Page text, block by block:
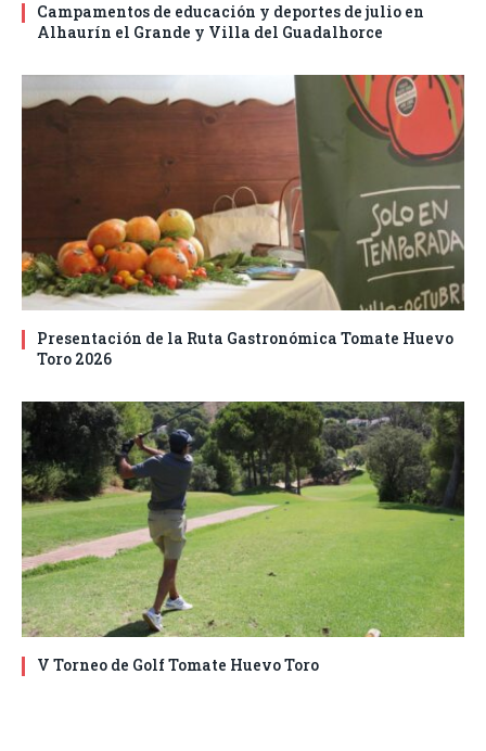
Campamentos de educación y deportes de julio en
Alhaurín el Grande y Villa del Guadalhorce
Presentación de la Ruta Gastronómica Tomate Huevo
Toro 2026
V Torneo de Golf Tomate Huevo Toro